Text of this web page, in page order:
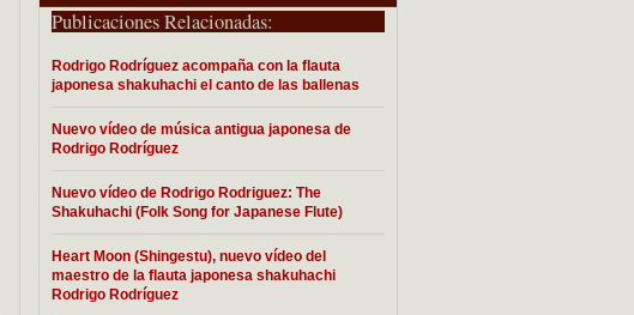
Publicaciones Relacionadas:
Rodrigo Rodríguez acompaña con la flauta
japonesa shakuhachi el canto de las ballenas
Nuevo vídeo de música antigua japonesa de
Rodrigo Rodríguez
Nuevo vídeo de Rodrigo Rodriguez: The
Shakuhachi (Folk Song for Japanese Flute)
Heart Moon (Shingestu), nuevo vídeo del
maestro de la flauta japonesa shakuhachi
Rodrigo Rodríguez